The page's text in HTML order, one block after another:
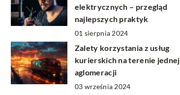
elektrycznych – przegląd
najlepszych praktyk
01 sierpnia 2024
Zalety korzystania z usług
kurierskich na terenie jednej
aglomeracji
03 września 2024